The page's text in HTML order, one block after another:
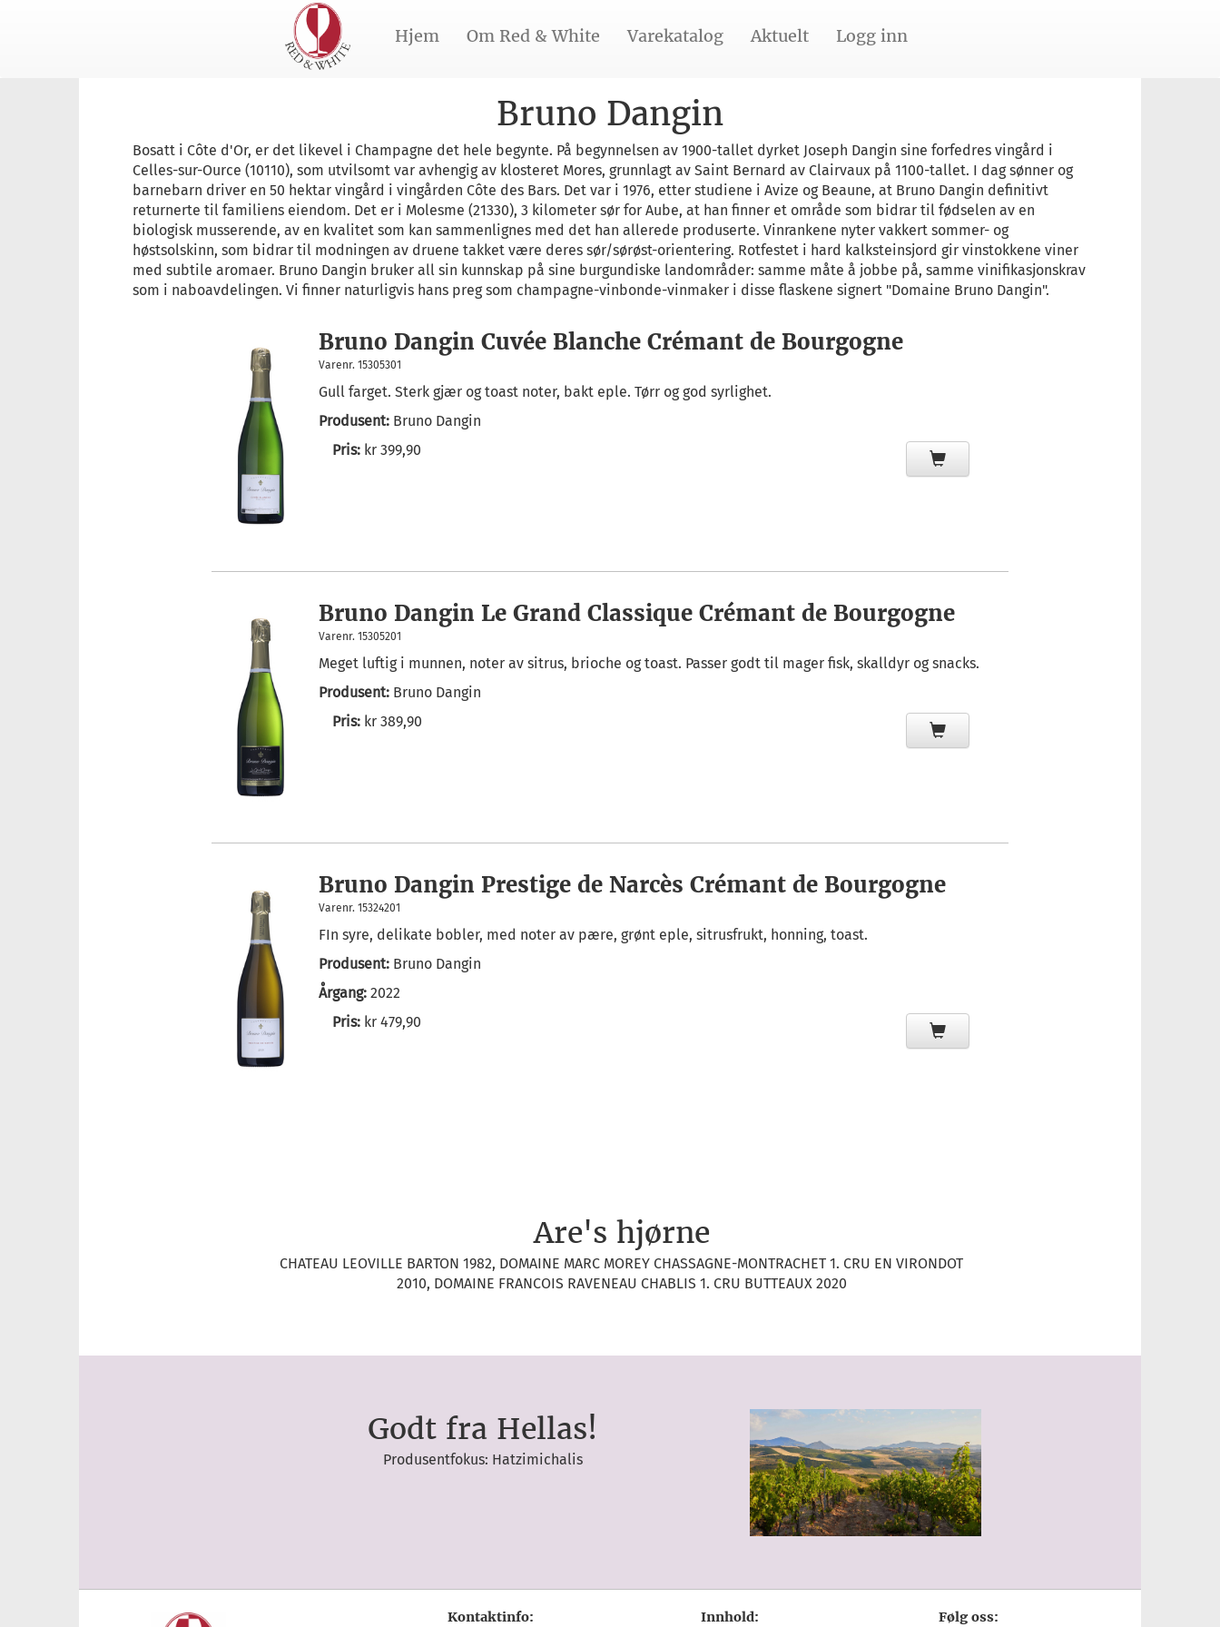
Hjem Om Red & White Varekatalog Aktuelt Logg inn
Bruno Dangin
Bosatt i Côte d'Or, er det likevel i Champagne det hele begynte. På begynnelsen av 1900-tallet dyrket Joseph Dangin sine forfedres vingård i
Celles-sur-Ource (10110), som utvilsomt var avhengig av klosteret Mores, grunnlagt av Saint Bernard av Clairvaux på 1100-tallet. I dag sønner og
barnebarn driver en 50 hektar vingård i vingården Côte des Bars. Det var i 1976, etter studiene i Avize og Beaune, at Bruno Dangin definitivt
returnerte til familiens eiendom. Det er i Molesme (21330), 3 kilometer sør for Aube, at han finner et område som bidrar til fødselen av en
biologisk musserende, av en kvalitet som kan sammenlignes med det han allerede produserte. Vinrankene nyter vakkert sommer- og
høstsolskinn, som bidrar til modningen av druene takket være deres sør/sørøst-orientering. Rotfestet i hard kalksteinsjord gir vinstokkene viner
med subtile aromaer. Bruno Dangin bruker all sin kunnskap på sine burgundiske landområder: samme måte å jobbe på, samme vinifikasjonskrav
som i naboavdelingen. Vi finner naturligvis hans preg som champagne-vinbonde-vinmaker i disse flaskene signert "Domaine Bruno Dangin".
Bruno Dangin Cuvée Blanche Crémant de Bourgogne
Varenr. 15305301
Gull farget. Sterk gjær og toast noter, bakt eple. Tørr og god syrlighet.
Produsent: Bruno Dangin
Pris: kr 399,90
Bruno Dangin Le Grand Classique Crémant de Bourgogne
Varenr. 15305201
Meget luftig i munnen, noter av sitrus, brioche og toast. Passer godt til mager fisk, skalldyr og snacks.
Produsent: Bruno Dangin
Pris: kr 389,90
Bruno Dangin Prestige de Narcès Crémant de Bourgogne
Varenr. 15324201
FIn syre, delikate bobler, med noter av pære, grønt eple, sitrusfrukt, honning, toast.
Produsent: Bruno Dangin
Årgang: 2022
Pris: kr 479,90
Are's hjørne
CHATEAU LEOVILLE BARTON 1982, DOMAINE MARC MOREY CHASSAGNE-MONTRACHET 1. CRU EN VIRONDOT
2010, DOMAINE FRANCOIS RAVENEAU CHABLIS 1. CRU BUTTEAUX 2020
Godt fra Hellas!
Produsentfokus: Hatzimichalis
Kontaktinfo: Innhold: Følg oss: